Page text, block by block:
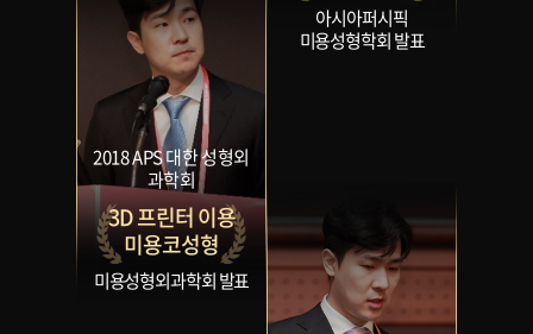
2018 APS 대한 성형외
과학회
3D 프린터 이용
미용코성형
미용성형외과학회 발표
아시아퍼시픽
미용성형학회 발표